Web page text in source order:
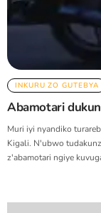
INKURU ZO GUTEBYA
Abamotari
Muri iyi nyandiko
Kigali. N'ubwo
z'abamotari ngiye